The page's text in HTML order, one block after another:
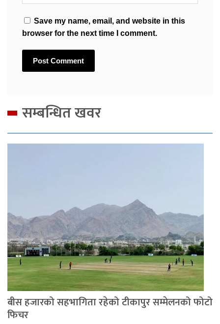
Save my name, email, and website in this
browser for the next time I comment.
सम्बन्धित खवर
बीस हजारको सहभागिता रहेको टीकापुर सम्मेलनको फोटो
फिचर